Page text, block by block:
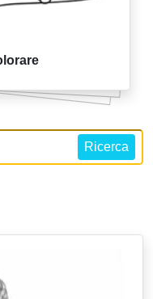
Ricerca